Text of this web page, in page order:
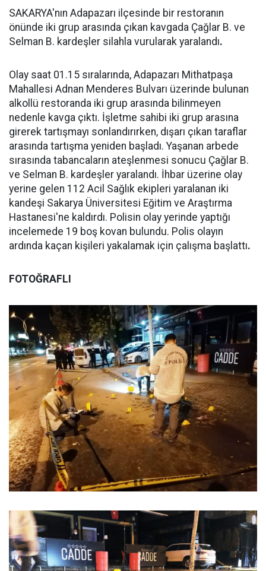
SAKARYA'nın Adapazarı ilçesinde bir restoranın
önünde iki grup arasında çıkan kavgada Çağlar B. ve
Selman B. kardeşler silahla vurularak yaralandı.
Olay saat 01.15 sıralarında, Adapazarı Mithatpaşa
Mahallesi Adnan Menderes Bulvarı üzerinde bulunan
alkollü restoranda iki grup arasında bilinmeyen
nedenle kavga çıktı. İşletme sahibi iki grup arasına
girerek tartışmayı sonlandırırken, dışarı çıkan taraflar
arasında tartışma yeniden başladı. Yaşanan arbede
sırasında tabancaların ateşlenmesi sonucu Çağlar B.
ve Selman B. kardeşler yaralandı. İhbar üzerine olay
yerine gelen 112 Acil Sağlık ekipleri yaralanan iki
kandeşi Sakarya Üniversitesi Eğitim ve Araştırma
Hastanesi'ne kaldırdı. Polisin olay yerinde yaptığı
incelemede 19 boş kovan bulundu. Polis olayın
ardında kaçan kişileri yakalamak için çalışma başlattı.
FOTOĞRAFLI